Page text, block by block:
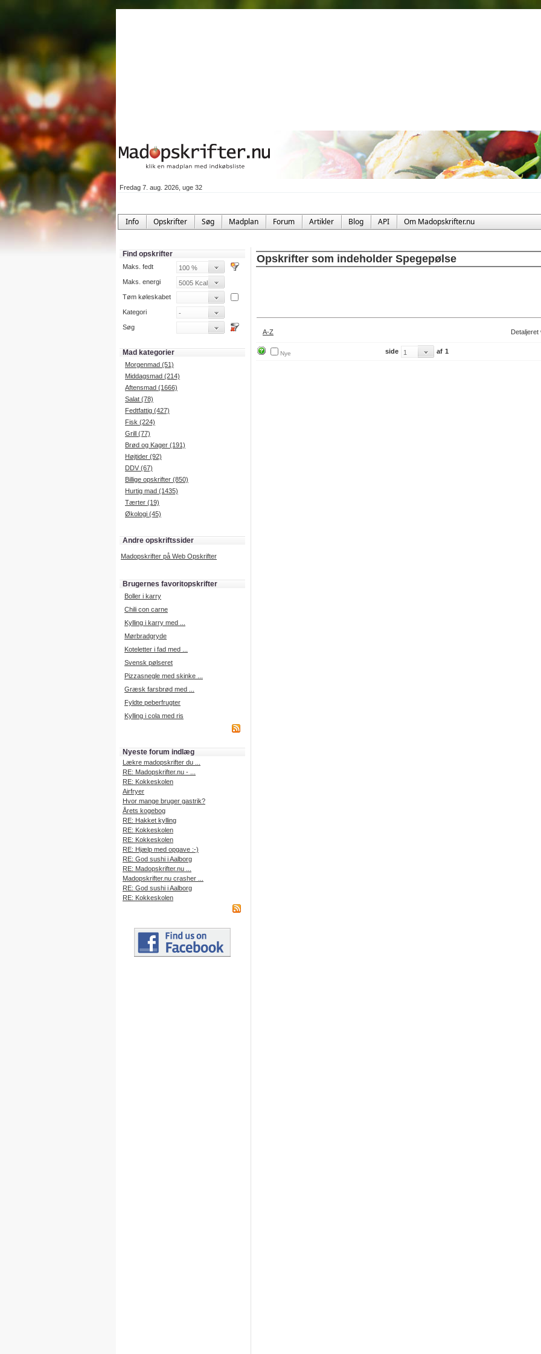
Fredag 7. aug. 2026, uge 32
Info Opskrifter Søg Madplan Forum Artikler Blog API Om Madopskrifter.nu
Find opskrifter
Maks. fedt
Maks. energi
Tøm køleskabet
Kategori
Søg
Mad kategorier
Morgenmad (51)
Middagsmad (214)
Aftensmad (1666)
Salat (78)
Fedtfattig (427)
Fisk (224)
Grill (77)
Brød og Kager (191)
Højtider (92)
DDV (67)
Billige opskrifter (850)
Hurtig mad (1435)
Tærter (19)
Økologi (45)
Andre opskriftssider
Madopskrifter på Web Opskrifter
Brugernes favoritopskrifter
Boller i karry
Chili con carne
Kylling i karry med ...
Mørbradgryde
Koteletter i fad med ...
Svensk pølseret
Pizzasnegle med skinke ...
Græsk farsbrød med ...
Fyldte peberfrugter
Kylling i cola med ris
Nyeste forum indlæg
Lækre madopskrifter du ...
RE: Madopskrifter.nu - ...
RE: Kokkeskolen
Airfryer
Hvor mange bruger gastrik?
Årets kogebog
RE: Hakket kylling
RE: Kokkeskolen
RE: Kokkeskolen
RE: Hjælp med opgave :-)
RE: God sushi i Aalborg
RE: Madopskrifter.nu ...
Madopskrifter.nu crasher ...
RE: God sushi i Aalborg
RE: Kokkeskolen
Opskrifter som indeholder Spegepølse
A-Z Detaljeret
Nye side af 1